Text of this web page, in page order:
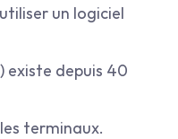
un logiciel
existe depuis 40
terminaux.